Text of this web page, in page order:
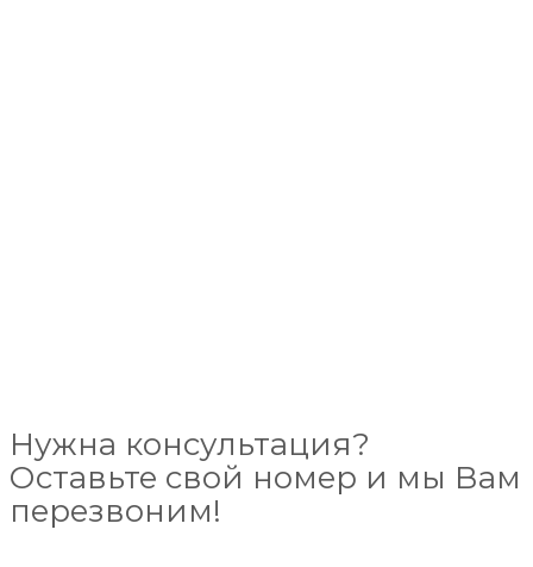
Нужна консультация?
Оставьте свой номер и мы Вам
перезвоним!